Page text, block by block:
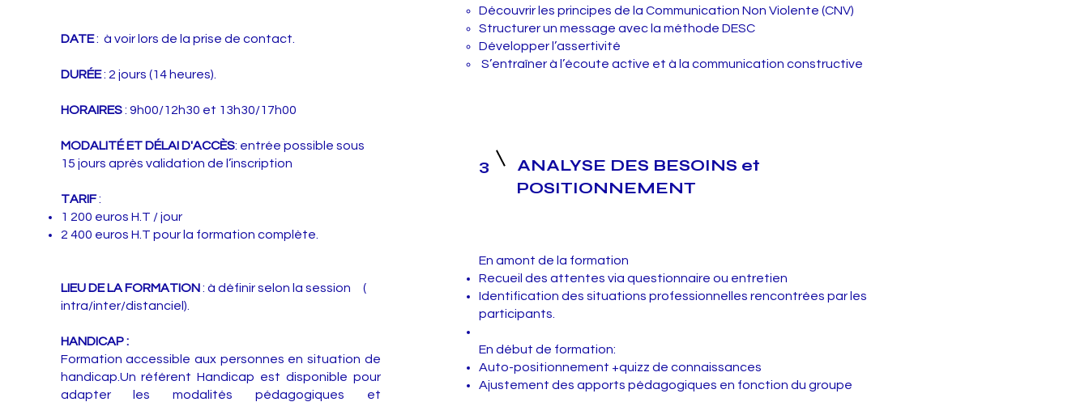
DATE: à voir lors de la prise de contact.
DURÉE: 2 jours (14 heures).
HORAIRES: 9h00/12h30 et 13h30/17h00
MODALITÉ ET DÉLAI D'ACCÈS: entrée possible sous
15 jours après validation de l’inscription
TARIF:
1 200 euros H.T / jour
2 400 euros H.T pour la formation complète.
LIEU DE LA FORMATION: à définir selon la session (
intra/inter/distanciel).
HANDICAP :
Formation accessible aux personnes en situation de
handicap.Un référent Handicap est disponible pour
adapter les modalités pédagogiques et
Découvrir les principes de la Communication Non Violente (CNV)
Structurer un message avec la méthode DESC
Développer l’assertivité
S’entraîner à l’écoute active et à la communication constructive
3
ANALYSE DES BESOINS et
POSITIONNEMENT
En amont de la formation
Recueil des attentes via questionnaire ou entretien
Identification des situations professionnelles rencontrées par les
participants.
En début de formation:
Auto-positionnement +quizz de connaissances
Ajustement des apports pédagogiques en fonction du groupe